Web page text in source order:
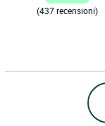
(437 recensioni)